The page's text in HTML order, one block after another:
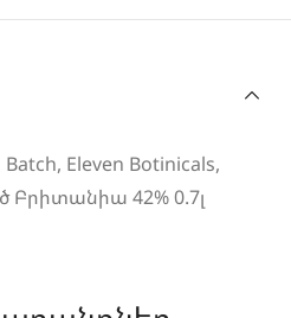
Eleven Botinicals,
Բրիտանիա 42% 0.7լ